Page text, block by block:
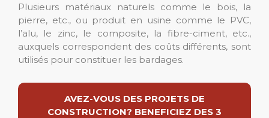
Plusieurs matériaux naturels comme le bois, la
pierre, etc., ou produit en usine comme le PVC,
l’alu, le zinc, le composite, la fibre-ciment, etc.,
auxquels correspondent des coûts différents, sont
utilisés pour constituer les bardages.
AVEZ-VOUS DES PROJETS DE
CONSTRUCTION? BENEFICIEZ DES 3